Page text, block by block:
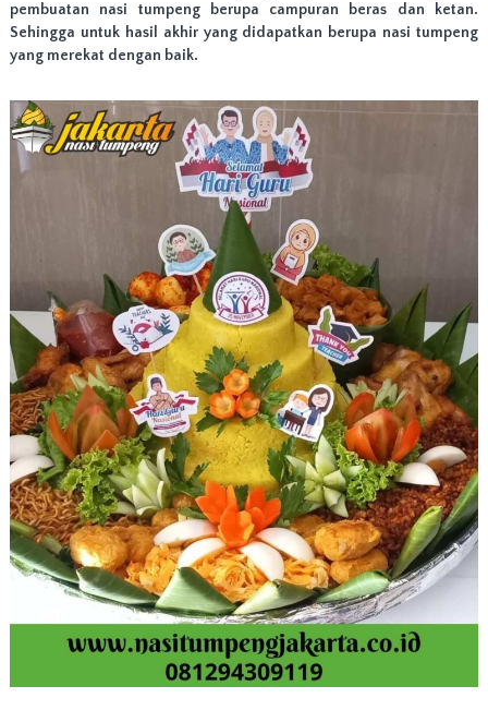
pembuatan nasi tumpeng berupa campuran beras dan ketan.
Sehingga untuk hasil akhir yang didapatkan berupa nasi tumpeng
yang merekat dengan baik.